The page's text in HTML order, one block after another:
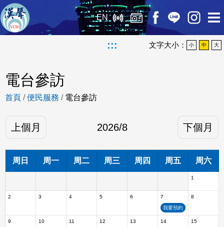
EN
::: 文字大小： 小 中 大
電台參訪
首頁 /便民服務 / 電台參訪
上個月 2026/8 下個月
周日 周一 周二 周三 周四 周五 周六
1
2 3 4 5 6 7
8
我要預約
9 10 11 12 13 14
15